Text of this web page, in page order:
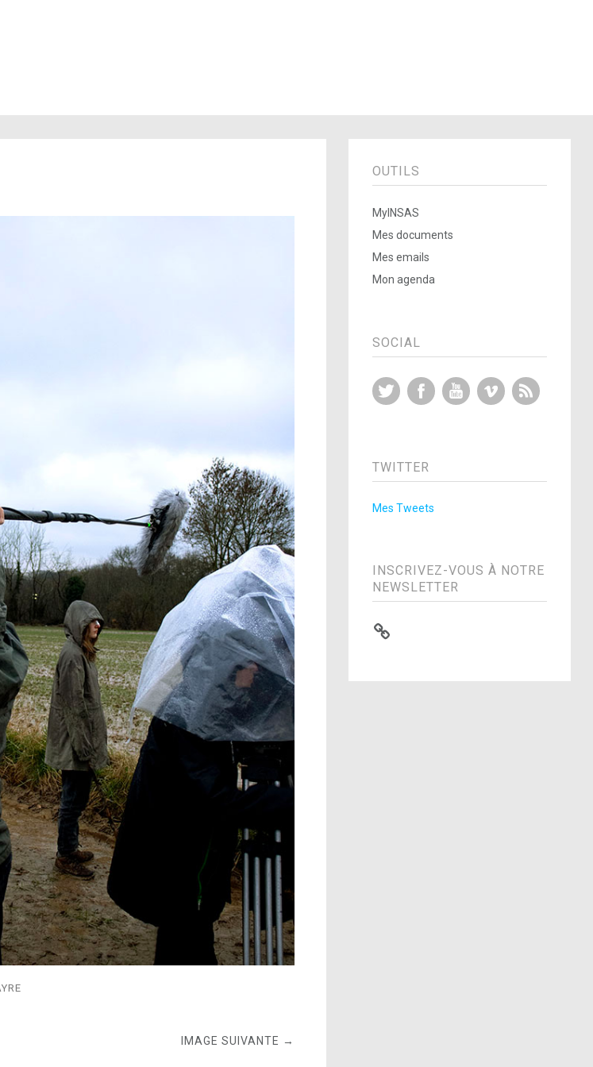
IMAGE SUIVANTE →
OUTILS
MyINSAS
Mes documents
Mes emails
Mon agenda
SOCIAL
Twitter FacebookYouTubeVimeo
TWITTER
Mes Tweets
INSCRIVEZ-VOUS À NOTRE
NEWSLETTER